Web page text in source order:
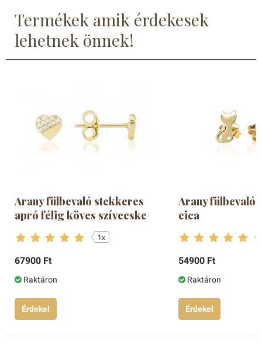
Termékek amik érdekesek
lehetnek önnek!
Arany fülbevaló stekkeres
apró félig köves szívecske
1x
67900 Ft
Raktáron
Érdekel
Arany fülbevaló
cica
54900 Ft
Raktáron
Érdekel